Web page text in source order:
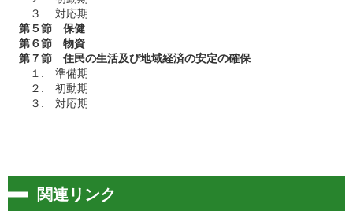
３. 対応期
第５節 保健
第６節 物資
第７節 住民の生活及び地域経済の安定の確保
１. 準備期
２. 初動期
３. 対応期
関連リンク